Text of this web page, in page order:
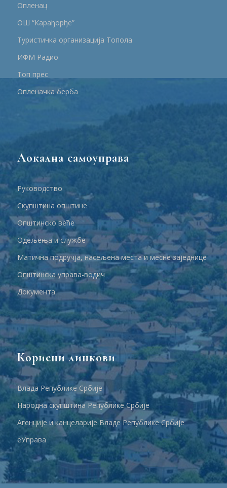
Опленац
ОШ “Карађорђе”
Туристичка организација Топола
ИФМ Радио
Топ прес
Опленачка берба
Локална самоуправа
Руководство
Скупштина општине
Општинско веће
Одељења и службе
Матична подручја, насељена места и месне заједнице
Општинска управа-водич
Документа
Корисни линкови
Влада Републике Србије
Народна скупштина Републике Србије
Агенције и канцеларије Владе Републике Србије
еУправа